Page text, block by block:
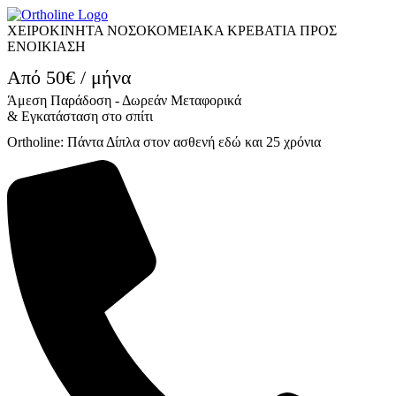
ΧΕΙΡΟΚΙΝΗΤΑ ΝΟΣΟΚΟΜΕΙΑΚΑ ΚΡΕΒΑΤΙΑ ΠΡΟΣ
ΕΝΟΙΚΙΑΣΗ
Από 50€ / μήνα
Άμεση Παράδοση - Δωρεάν Μεταφορικά
& Εγκατάσταση στο σπίτι
Ortholine: Πάντα Δίπλα στον ασθενή εδώ και 25 χρόνια